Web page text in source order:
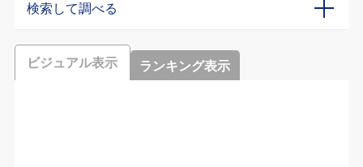
検索して調べる
ビジュアル表示 ランキング表示